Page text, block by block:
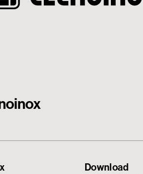
Download